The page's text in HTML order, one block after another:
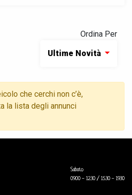
Ordina Per
Ultime Novità
che cerchi non c’è,
la lista degli annunci
Sabato
09.00 - 12.30 / 15.30 - 19.30